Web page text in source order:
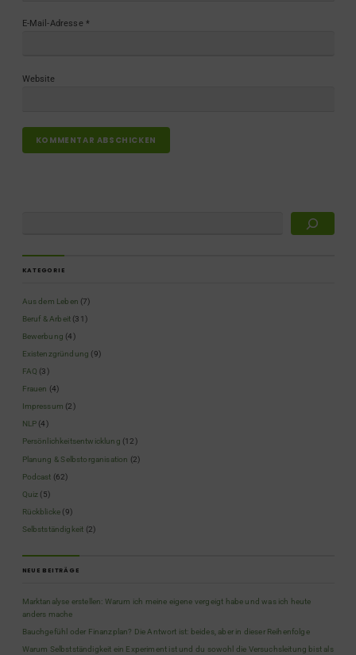
E-Mail-Adresse *
Website
KATEGORIE
Aus dem Leben (7)
Beruf & Arbeit (31)
Bewerbung (4)
Existenzgründung (9)
FAQ (3)
Frauen (4)
Impressum (2)
NLP (4)
Persönlichkeitsentwicklung (12)
Planung & Selbstorganisation (2)
Podcast (62)
Quiz (5)
Rückblicke (9)
Selbstständigkeit (2)
NEUE BEITRÄGE
Marktanalyse erstellen: Warum ich meine eigene vergeigt habe und was ich heute
anders mache
Bauchgefühl oder Finanzplan? Die Antwort ist: beides, aber in dieser Reihenfolge
Warum Selbstständigkeit ein Experiment ist und du sowohl die Versuchsleitung bist als